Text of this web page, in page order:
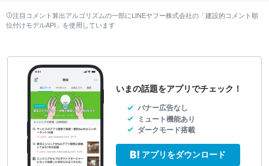
注目コメント算出アルゴリズムの一部にLINEヤフー株式会社の「建設的コメント順
位付けモデルAPI」を使用しています
いまの話題をアプリでチェック！
バナー広告なし
ミュート機能あり
ダークモード搭載
アプリをダウンロード